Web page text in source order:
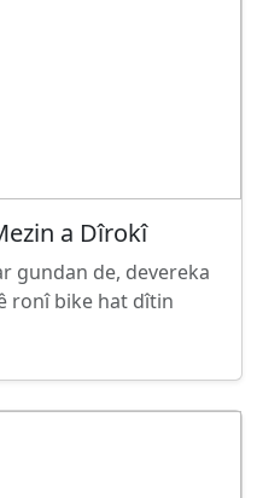
a Dîrokî
gundan de, devereka
ronî bike hat dîtin